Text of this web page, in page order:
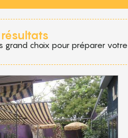
résultats
grand choix pour préparer